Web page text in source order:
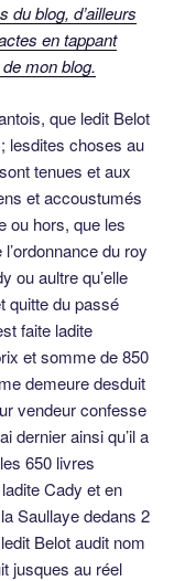
du blog, d’ailleurs
en tappant
mon blog.
que ledit Belot
lesdites choses au
tenues et aux
et accoustumés
ou hors, que les
du roy
ou aultre qu’elle
quitte du passé
faite ladite
et somme de 850
demeure desduit
vendeur confesse
dernier ainsi qu’il a
650 livres
Cady et en
Saullaye dedans 2
Belot audit nom
jusques au réel